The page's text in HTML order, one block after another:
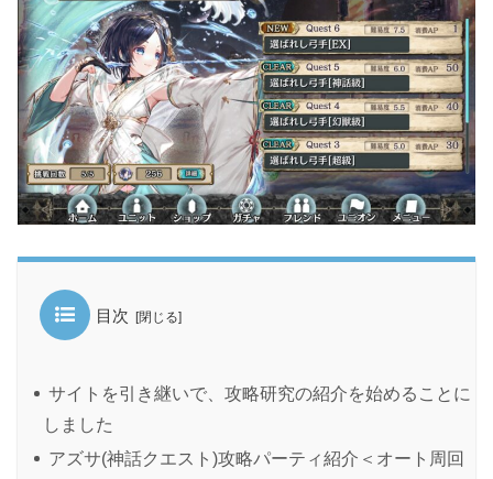
目次
サイトを引き継いで、攻略研究の紹介を始めることに
しました
アズサ(神話クエスト)攻略パーティ紹介＜オート周回